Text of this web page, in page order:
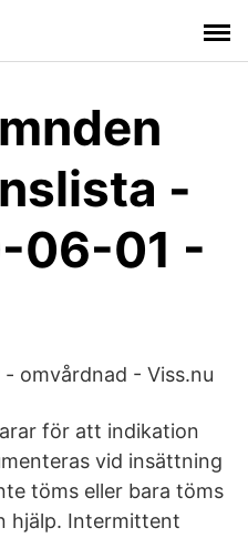
-
06-01 -
omvårdnad - Viss.nu
för att indikation
vid insättning
töms eller bara töms
hjälp. Intermittent